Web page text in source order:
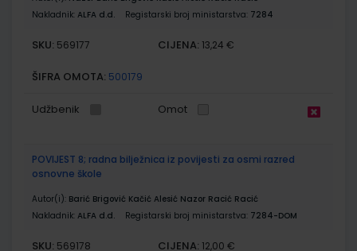
Nakladnik: ALFA d.d. Registarski broj ministarstva: 7284
SKU: 569177 CIJENA: 13,24 €
ŠIFRA OMOTA: 500179
Udžbenik Omot
POVIJEST 8; radna bilježnica iz povijesti za osmi razred
osnovne škole
Autor(i): Barić Brigović Kačić Alesić Nazor Racić Racić
Nakladnik: ALFA d.d. Registarski broj ministarstva: 7284-DOM
SKU: 569178 CIJENA: 12,00 €